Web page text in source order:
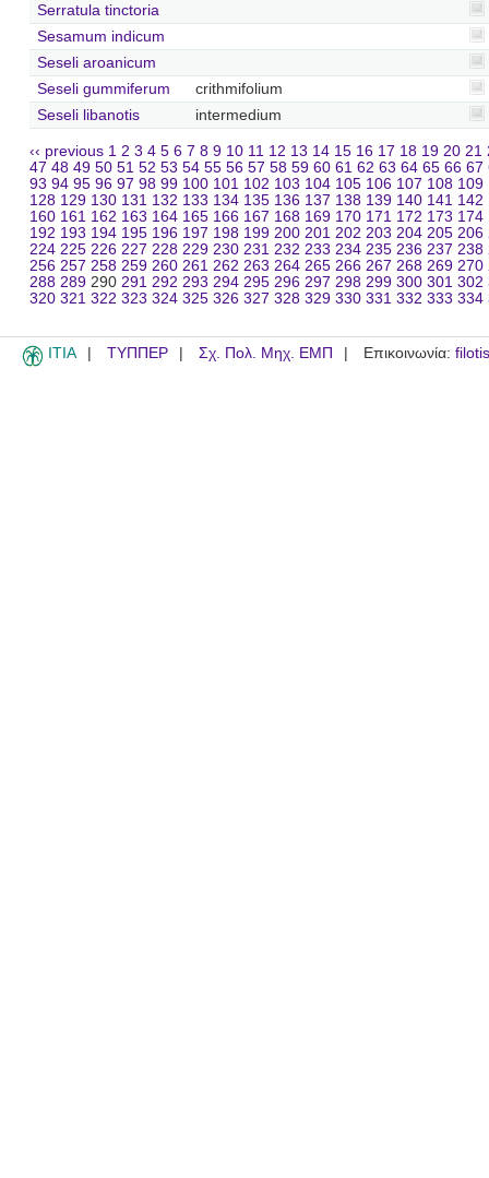
Serratula tinctoria
Sesamum indicum
Seseli aroanicum
Seseli gummiferum
crithmifolium
Seseli libanotis
intermedium
‹‹ previous 1 2 3 4 5 6 7 8 9 10 11 12 13 14 15 16 17 18 19 20 21
47 48 49 50 51 52 53 54 55 56 57 58 59 60 61 62 63 64 65 66 67
93 94 95 96 97 98 99 100 101 102 103 104 105 106 107 108 109
128 129 130 131 132 133 134 135 136 137 138 139 140 141 142
160 161 162 163 164 165 166 167 168 169 170 171 172 173 174
192 193 194 195 196 197 198 199 200 201 202 203 204 205 206
224 225 226 227 228 229 230 231 232 233 234 235 236 237 238
256 257 258 259 260 261 262 263 264 265 266 267 268 269 270
288 289 290 291 292 293 294 295 296 297 298 299 300 301 302
320 321 322 323 324 325 326 327 328 329 330 331 332 333 334
ITIA ΤΥΠΠΕΡ Σχ. Πολ. Μηχ. ΕΜΠ Επικοινωνία: